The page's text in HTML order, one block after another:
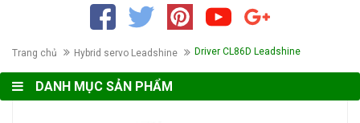
Trang chủ Hybrid servo Leadshine Driver CL86D Leadshine
DANH MỤC SẢN PHẨM